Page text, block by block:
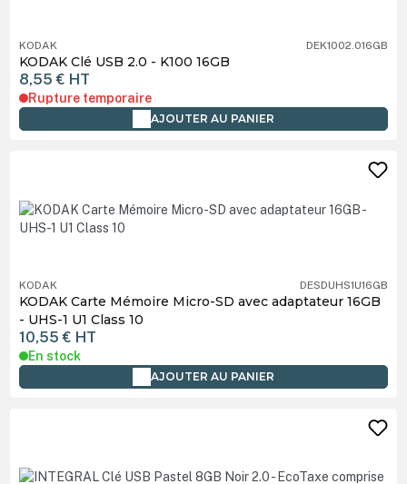
KODAK DEK1002.016GB
KODAK Clé USB 2.0 - K100 16GB
8,55 € HT
Rupture temporaire
AJOUTER AU PANIER
KODAK DESDUHS1U16GB
KODAK Carte Mémoire Micro-SD avec adaptateur 16GB
- UHS-1 U1 Class 10
10,55 € HT
En stock
AJOUTER AU PANIER